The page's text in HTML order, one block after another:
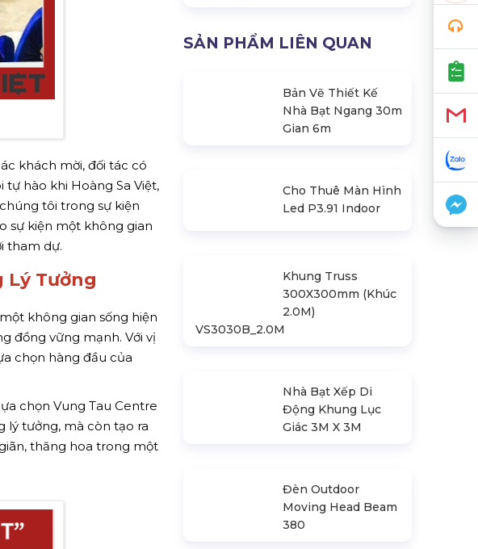
khách mời, đối tác có
hào khi Hoàng Sa Việt,
tôi trong sự kiện
sự kiện một không gian
tham dự.
Lý Tưởng
không gian sống hiện
đồng vững mạnh. Với vị
chọn hàng đầu của
chọn Vung Tau Centre
lý tưởng, mà còn tạo ra
thăng hoa trong một
Bản Vẽ Thiết Kế
2.0M)
VS3030B_2.0M
Động Khung Lục
Giác 3M X 3M